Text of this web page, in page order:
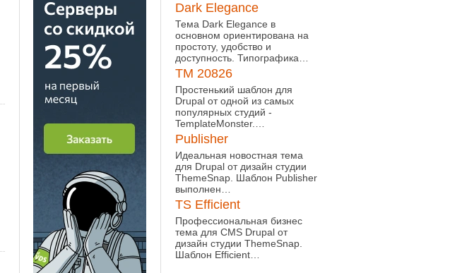
Dark Elegance
Тема Dark Elegance в
основном ориентирована на
простоту, удобство и
доступность. Типографика…
TM 20826
Простенький шаблон для
Drupal от одной из самых
популярных студий -
TemplateMonster.…
Publisher
Идеальная новостная тема
для Drupal от дизайн студии
ThemeSnap. Шаблон Publisher
выполнен…
TS Efficient
Профессиональная бизнес
тема для CMS Drupal от
дизайн студии ThemeSnap.
Шаблон Efficient…